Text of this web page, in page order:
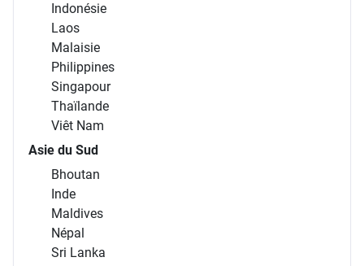
Indonésie
Laos
Malaisie
Philippines
Singapour
Thaïlande
Viêt Nam
Asie du Sud
Bhoutan
Inde
Maldives
Népal
Sri Lanka